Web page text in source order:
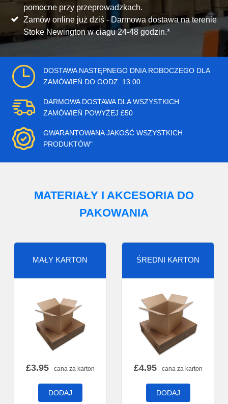
pomocne przy przeprowadzkach.
Zamów online już dziś - Darmowa dostawa na terenie
Stoke Newington w ciagu 24-48 godzin.*
DOSTAWA NASTĘPNEGO DNIA ROBOCZEGO DLA
ZAMÓWIEŃ DO GODZ. 13:00
DARMOWA DOSTAWA DLA WSZYSTKICH
ZAMÓWIEŃ POWYŻEJ £50
GWARANTOWANA JAKOŚĆ WSZYSTKICH
PRODUKTÓW"
MATERIAŁY I AKCESORIA DO
PAKOWANIA
MAŁY KARTON
£3.95- cana za karton
DODAJ
ŚREDNI KARTON
£4.95- cana za karton
DODAJ